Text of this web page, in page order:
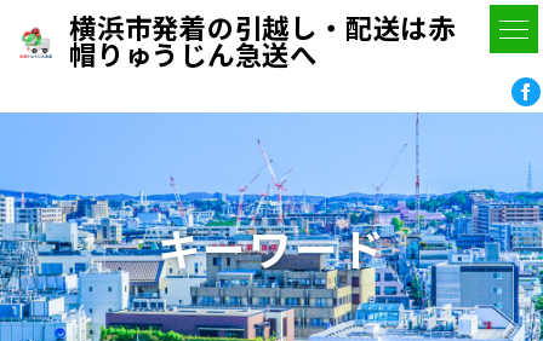
横浜市発着の引越し・配送は赤
帽りゅうじん急送へ
キーワード